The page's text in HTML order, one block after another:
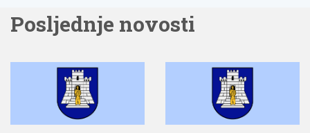
Posljednje novosti